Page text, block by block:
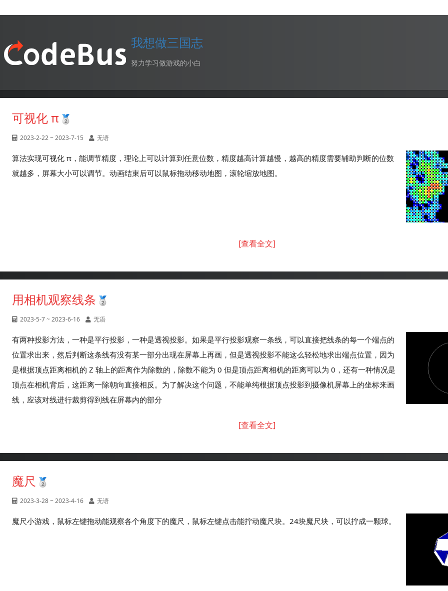
我想做三国志
努力学习做游戏的小白
可视化 π
2023-2-22 ~ 2023-7-15 无语
算法实现可视化 π，能调节精度，理论上可以计算到任意位数，精度越高计算越慢，越高的精度需要辅助判断的位数
就越多，屏幕大小可以调节。动画结束后可以鼠标拖动移动地图，滚轮缩放地图。
[查看全文]
用相机观察线条
2023-5-7 ~ 2023-6-16 无语
有两种投影方法，一种是平行投影，一种是透视投影。如果是平行投影观察一条线，可以直接把线条的每一个端点的
位置求出来，然后判断这条线有没有某一部分出现在屏幕上再画，但是透视投影不能这么轻松地求出端点位置，因为
是根据顶点距离相机的 Z 轴上的距离作为除数的，除数不能为 0 但是顶点距离相机的距离可以为 0，还有一种情况是
顶点在相机背后，这距离一除朝向直接相反。为了解决这个问题，不能单纯根据顶点投影到摄像机屏幕上的坐标来画
线，应该对线进行裁剪得到线在屏幕内的部分
[查看全文]
魔尺
2023-3-28 ~ 2023-4-16 无语
魔尺小游戏，鼠标左键拖动能观察各个角度下的魔尺，鼠标左键点击能拧动魔尺块。24块魔尺块，可以拧成一颗球。